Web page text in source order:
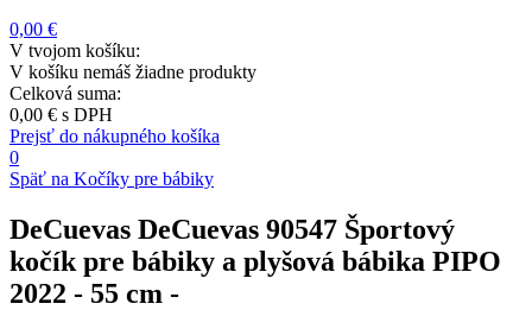
0,00 €
V tvojom košíku:
V košíku nemáš žiadne produkty
Celková suma:
0,00 € s DPH
Prejsť do nákupného košíka
0
Späť na Kočíky pre bábiky
DeCuevas DeCuevas 90547 Športový
kočík pre bábiky a plyšová bábika PIPO
2022 - 55 cm -